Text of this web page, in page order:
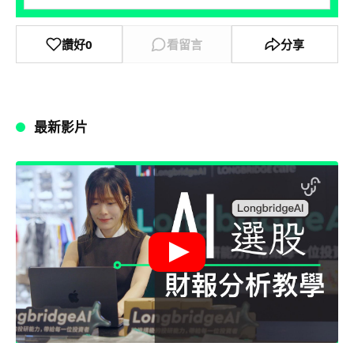
讚好0 看留言 分享
最新影片